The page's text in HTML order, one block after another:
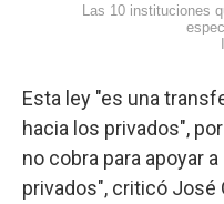
Las 10 instituciones
Esta ley "es una
hacia los privados",
no cobra para apoyar
privados", criticó José